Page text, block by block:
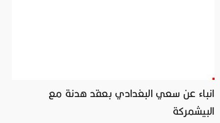
انباء عن سعي البغدادي بعقد هدنة مع
البيشمركة